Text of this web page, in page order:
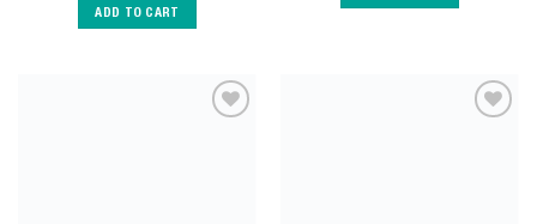
ADD TO CART